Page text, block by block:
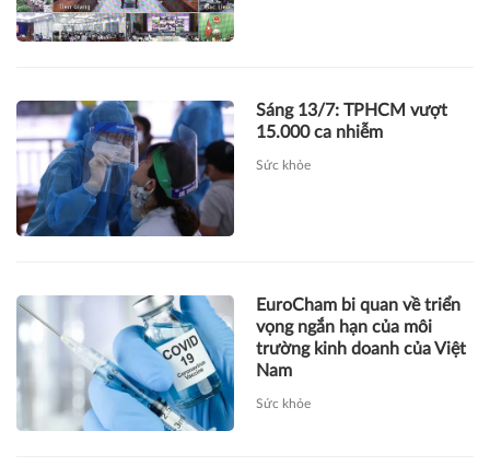
Sáng 13/7: TPHCM vượt
15.000 ca nhiễm
Sức khỏe
EuroCham bi quan về triển
vọng ngắn hạn của môi
trường kinh doanh của Việt
Nam
Sức khỏe